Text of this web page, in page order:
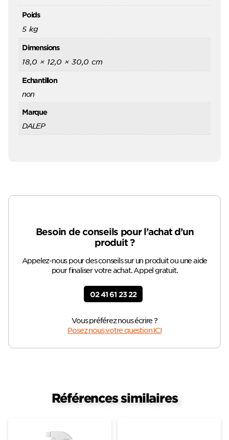
Poids
5 kg
Dimensions
18,0 × 12,0 × 30,0 cm
Echantillon
non
Marque
DALEP
Besoin de conseils pour l’achat d’un
produit ?
Appelez-nous pour des conseils sur un produit ou une aide
pour finaliser votre achat. Appel gratuit.
02 41 61 23 22
Vous préférez nous écrire ?
Posez nous votre question ICI
Références similaires